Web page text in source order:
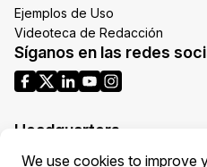
Ejemplos de Uso
Videoteca de Redacción
Síganos en las redes
Headquarters
1700 N Moore St Suite 1701